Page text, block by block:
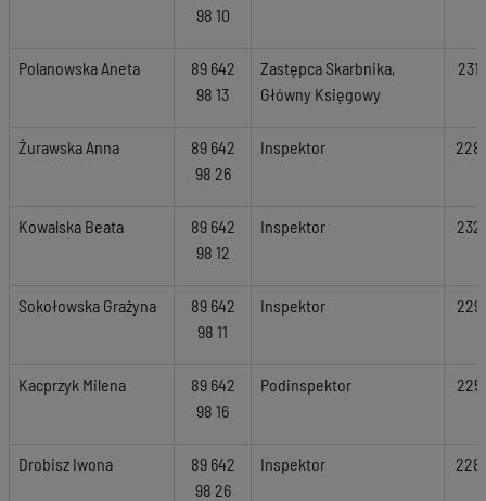
98 10
Polanowska Aneta
89 642
98 13
Zastępca Skarbnika,
Główny Księgowy
231
Żurawska Anna
89 642
98 26
Inspektor 228
Kowalska Beata
89 642
98 12
Inspektor 232
Sokołowska Grażyna
89 642
98 11
Inspektor 229
Kacprzyk Milena
89 642
98 16
Podinspektor 225
Drobisz Iwona
89 642
98 26
Inspektor 228